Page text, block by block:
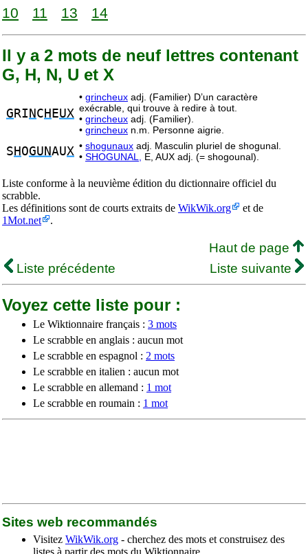
10
11 13 14
Il y a 2 mots de neuf lettres contenant
G, H, N, U et X
G RI N C H EUX
• grincheux adj. (Familier) D’un caractère
exécrable, qui trouve à redire à tout.
• grincheux adj. (Familier).
• grincheux n.m. Personne aigrie.
S H OGUNAUX • shogunaux adj. Masculin pluriel de shogunal.
• SHOGUNAL, E, AUX adj. (= shogounal).
Liste conforme à la neuvième édition du dictionnaire officiel du
scrabble.
Les définitions sont de courts extraits de WikWik.org
et de
1Mot.net
.
Haut de page
Liste précédente
Liste suivante
Voyez cette liste pour :
Le Wiktionnaire français : 3 mots
Le scrabble en anglais : aucun mot
Le scrabble en espagnol : 2 mots
Le scrabble en italien : aucun mot
Le scrabble en allemand : 1 mot
Le scrabble en roumain : 1 mot
Sites web recommandés
Visitez WikWik.org - cherchez des mots et construisez des
listes à partir des mots du Wiktionnaire.